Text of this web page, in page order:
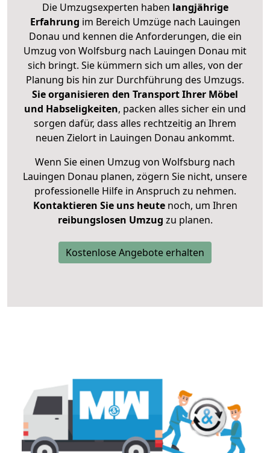
Die Umzugsexperten haben langjährige
Erfahrung im Bereich Umzüge nach Lauingen
Donau und kennen die Anforderungen, die ein
Umzug von Wolfsburg nach Lauingen Donau mit
sich bringt. Sie kümmern sich um alles, von der
Planung bis hin zur Durchführung des Umzugs.
Sie organisieren den Transport Ihrer Möbel
und Habseligkeiten, packen alles sicher ein und
sorgen dafür, dass alles rechtzeitig an Ihrem
neuen Zielort in Lauingen Donau ankommt.
Wenn Sie einen Umzug von Wolfsburg nach
Lauingen Donau planen, zögern Sie nicht, unsere
professionelle Hilfe in Anspruch zu nehmen.
Kontaktieren Sie uns heutenoch, um Ihren
reibungslosen Umzug zu planen.
Kostenlose Angebote erhalten